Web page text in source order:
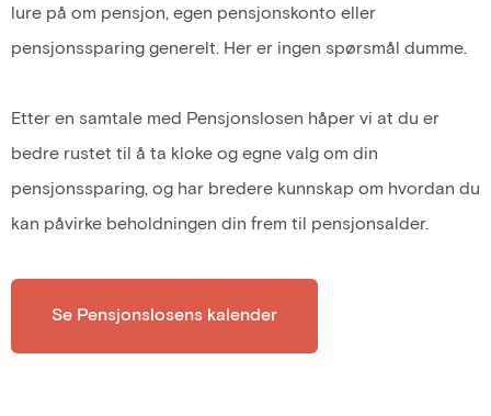
lure på om pensjon, egen pensjonskonto eller
pensjonssparing generelt. Her er ingen spørsmål dumme.
Etter en samtale med Pensjonslosen håper vi at du er
bedre rustet til å ta kloke og egne valg om din
pensjonssparing, og har bredere kunnskap om hvordan du
kan påvirke beholdningen din frem til pensjonsalder.
Se Pensjonslosens kalender